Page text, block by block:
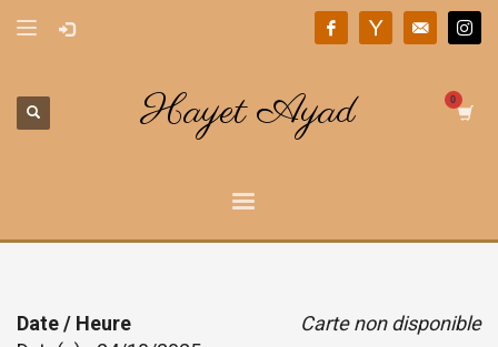
Hayet Ayad
Carte non disponible
Date / Heure